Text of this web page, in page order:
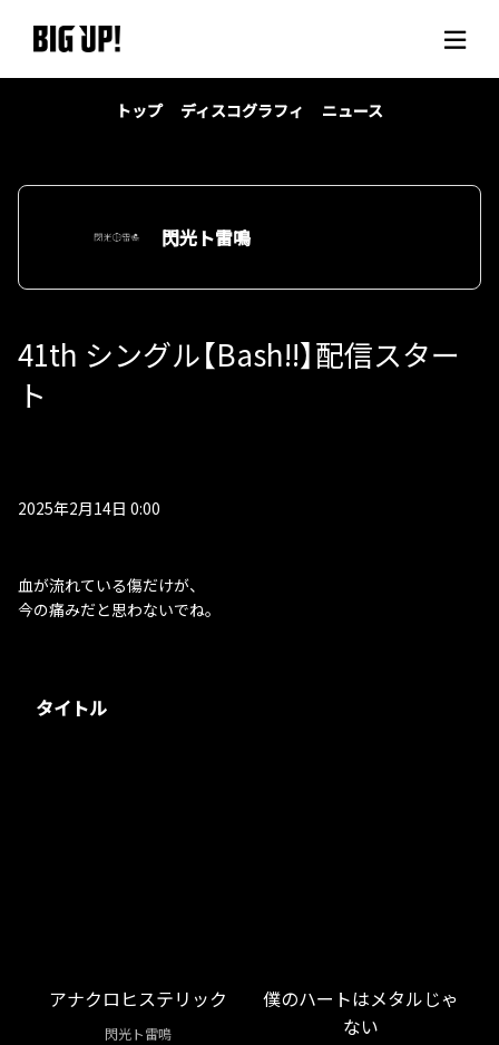
BIG UP!について
ニュース
料金プラン
サポート
ご利用の流れ
トップ ディスコグラフィ ニュース
閃光ト雷鳴
41th シングル【Bash!!】配信スター
ト
2025年2月14日 0:00
血が流れている傷だけが、
今の痛みだと思わないでね。
タイトル
アナクロヒステリック
閃光ト雷鳴
僕のハートはメタルじゃ
ない